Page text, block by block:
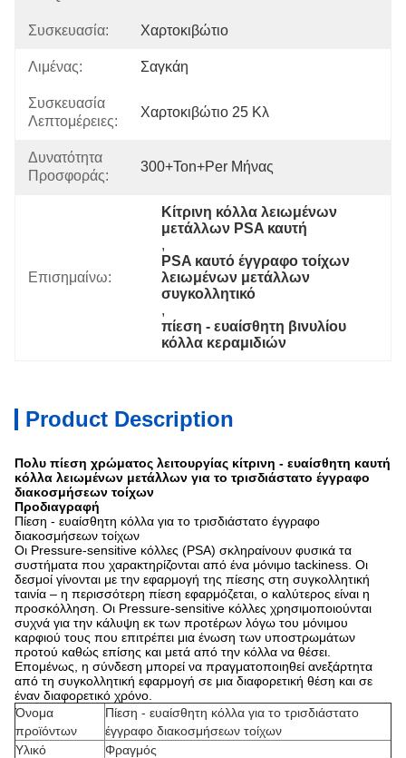
Συσκευασία: Χαρτοκιβώτιο
Λιμένας: Σαγκάη
Συσκευασία
Λεπτομέρειες:
Χαρτοκιβώτιο 25 Κλ
Δυνατότητα
Προσφοράς:
300+Ton+per Μήνας
Επισημαίνω:
Κίτρινη κόλλα λειωμένων
μετάλλων PSA καυτή
,
PSA καυτό έγγραφο τοίχων
λειωμένων μετάλλων
συγκολλητικό
,
πίεση - ευαίσθητη βινυλίου
κόλλα κεραμιδιών
Product Description
Πολυ πίεση χρώματος λειτουργίας κίτρινη - ευαίσθητη καυτή
κόλλα λειωμένων μετάλλων για το τρισδιάστατο έγγραφο
διακοσμήσεων τοίχων
Προδιαγραφή
Πίεση - ευαίσθητη κόλλα για το τρισδιάστατο έγγραφο
διακοσμήσεων τοίχων
Οι Pressure-sensitive κόλλες (PSA) σκληραίνουν φυσικά τα
συστήματα που χαρακτηρίζονται από ένα μόνιμο tackiness. Οι
δεσμοί γίνονται με την εφαρμογή της πίεσης στη συγκολλητική
ταινία – η περισσότερη πίεση εφαρμόζεται, ο καλύτερος είναι η
προσκόλληση. Οι Pressure-sensitive κόλλες χρησιμοποιούνται
συχνά για την κάλυψη εκ των προτέρων λόγω του μόνιμου
καρφιού τους που επιτρέπει μια ένωση των υποστρωμάτων
προτού καθώς επίσης και μετά από την κόλλα να θέσει.
Επομένως, η σύνδεση μπορεί να πραγματοποιηθεί ανεξάρτητα
από τη συγκολλητική εφαρμογή σε μια διαφορετική θέση και σε
έναν διαφορετικό χρόνο.
Όνομα
προϊόντων
Πίεση - ευαίσθητη κόλλα για το τρισδιάστατο
έγγραφο διακοσμήσεων τοίχων
Υλικό
Φραγμός